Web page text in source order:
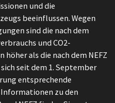
und die
beeinflussen. Wegen
sind die nach dem
und CO2-
höher als die nach dem NEFZ
seit dem 1. September
entsprechende
zu den